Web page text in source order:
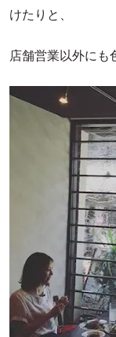
けたりと、
店舗営業以外にも
お知らせメール